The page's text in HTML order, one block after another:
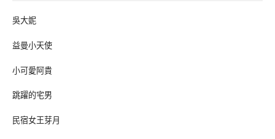
吳大妮
益曼小天使
小可愛阿貴
跳躍的宅男
民宿女王芽月